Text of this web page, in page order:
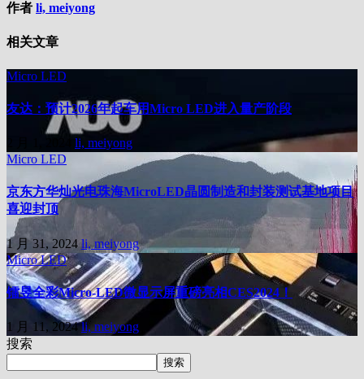
作者 li, meiyong
相关文章
Micro LED
友达：预计2026年起车用Micro LED进入量产阶段
li, meiyong
Micro LED
京东方华灿光电珠海MicroLED晶圆制造和封装测试基地项目
喜迎封顶
1 月 31, 2024li, meiyong
Micro LED
镭昱全彩Micro-LED微显示屏重磅亮相CES2024！
1 月 11, 2024li, meiyong
搜索
搜索